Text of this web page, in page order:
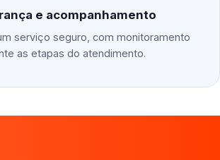
e acompanhamento
serviço seguro, com monitoramento
as etapas do atendimento.